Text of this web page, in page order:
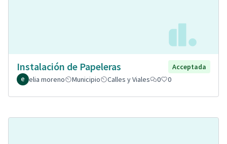
Instalación de Papeleras
Acceptada
elia moreno
Municipio Calles y Viales 0 0